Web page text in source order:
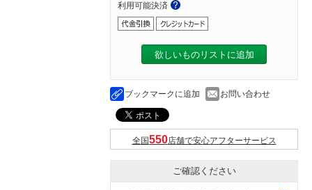
利用可能決済
欲しいものリストに追加
ブックマークに追加 お問い合わせ
全国 店舗で安心アフターサービス
ご確認ください